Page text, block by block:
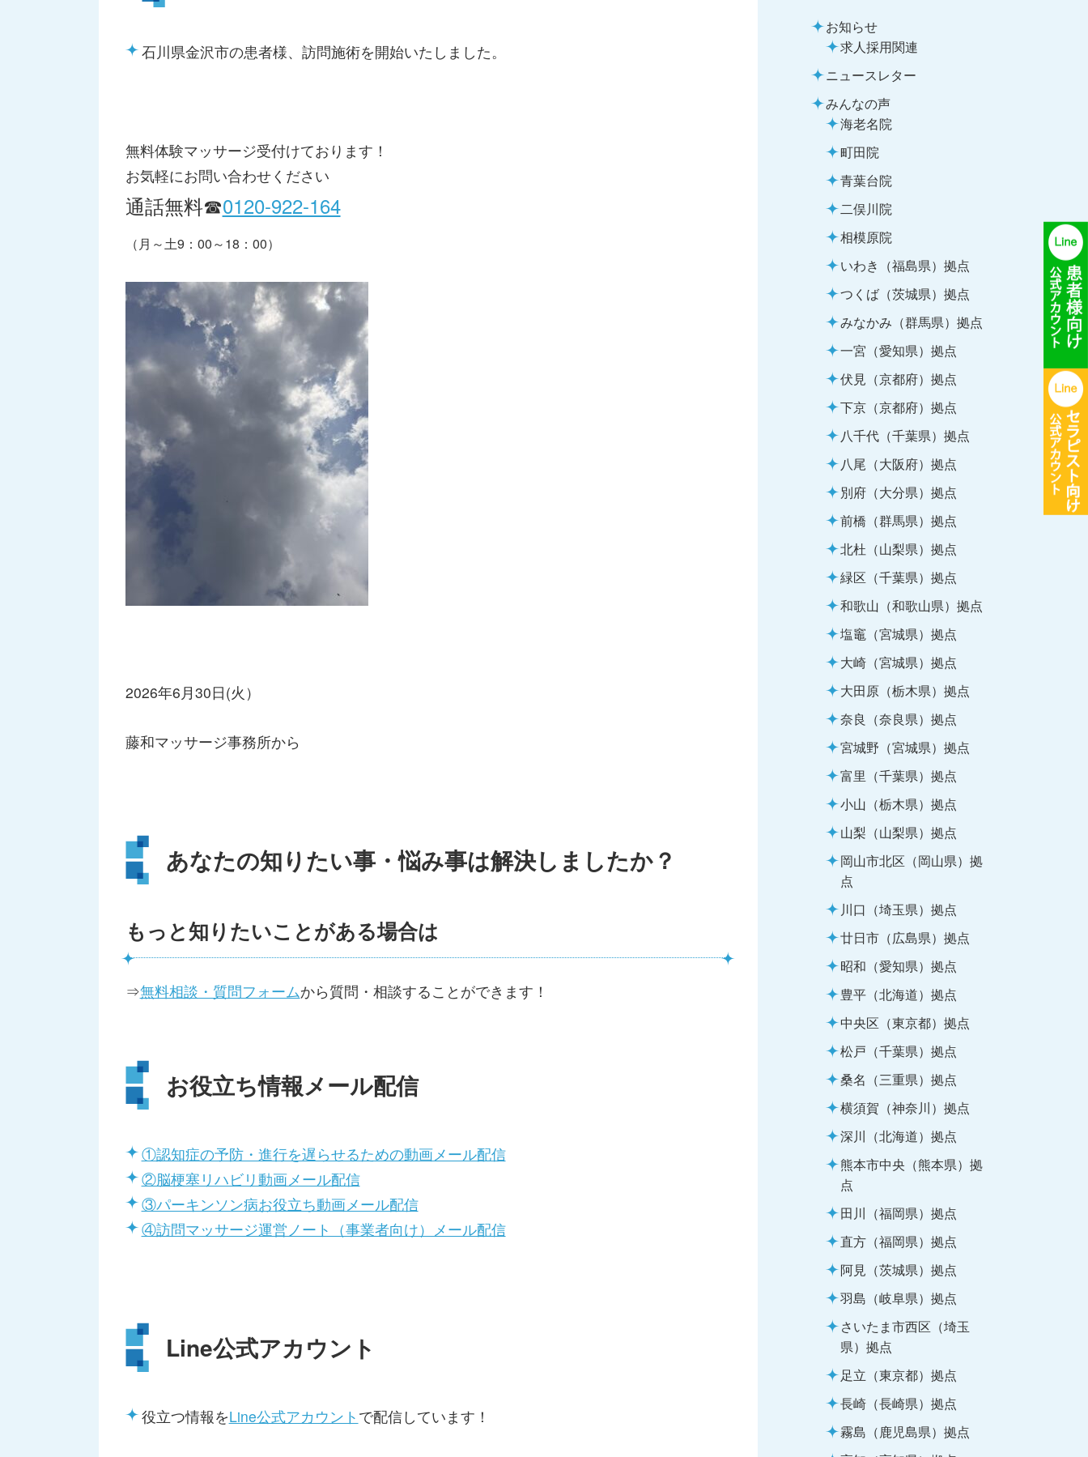
石川県金沢市の患者様、訪問施術を開始いたしました。
無料体験マッサージ受付けております！
お気軽にお問い合わせください
通話無料☎0120-922-164
（月～土9：00～18：00）
2026年6月30日(火）
藤和マッサージ事務所から
あなたの知りたい事・悩み事は解決しましたか？
もっと知りたいことがある場合は
⇒無料相談・質問フォームから質問・相談することができます！
お役立ち情報メール配信
①認知症の予防・進行を遅らせるための動画メール配信
②脳梗塞リハビリ動画メール配信
③パーキンソン病お役立ち動画メール配信
④訪問マッサージ運営ノート（事業者向け）メール配信
Line公式アカウント
役立つ情報をLine公式アカウント で配信しています！
お知らせ
求人採用関連
ニュースレター
みんなの声
海老名院
町田院
青葉台院
二俣川院
相模原院
いわき（福島県）拠点
つくば（茨城県）拠点
みなかみ（群馬県）拠点
一宮（愛知県）拠点
伏見（京都府）拠点
下京（京都府）拠点
八千代（千葉県）拠点
八尾（大阪府）拠点
別府（大分県）拠点
前橋（群馬県）拠点
北杜（山梨県）拠点
緑区（千葉県）拠点
和歌山（和歌山県）拠点
塩竈（宮城県）拠点
大崎（宮城県）拠点
大田原（栃木県）拠点
奈良（奈良県）拠点
宮城野（宮城県）拠点
富里（千葉県）拠点
小山（栃木県）拠点
山梨（山梨県）拠点
岡山市北区（岡山県）拠
点
川口（埼玉県）拠点
廿日市（広島県）拠点
昭和（愛知県）拠点
豊平（北海道）拠点
中央区（東京都）拠点
松戸（千葉県）拠点
桑名（三重県）拠点
横須賀（神奈川）拠点
深川（北海道）拠点
熊本市中央（熊本県）拠
点
田川（福岡県）拠点
直方（福岡県）拠点
阿見（茨城県）拠点
羽島（岐阜県）拠点
さいたま市西区（埼玉
県）拠点
足立（東京都）拠点
長崎（長崎県）拠点
霧島（鹿児島県）拠点